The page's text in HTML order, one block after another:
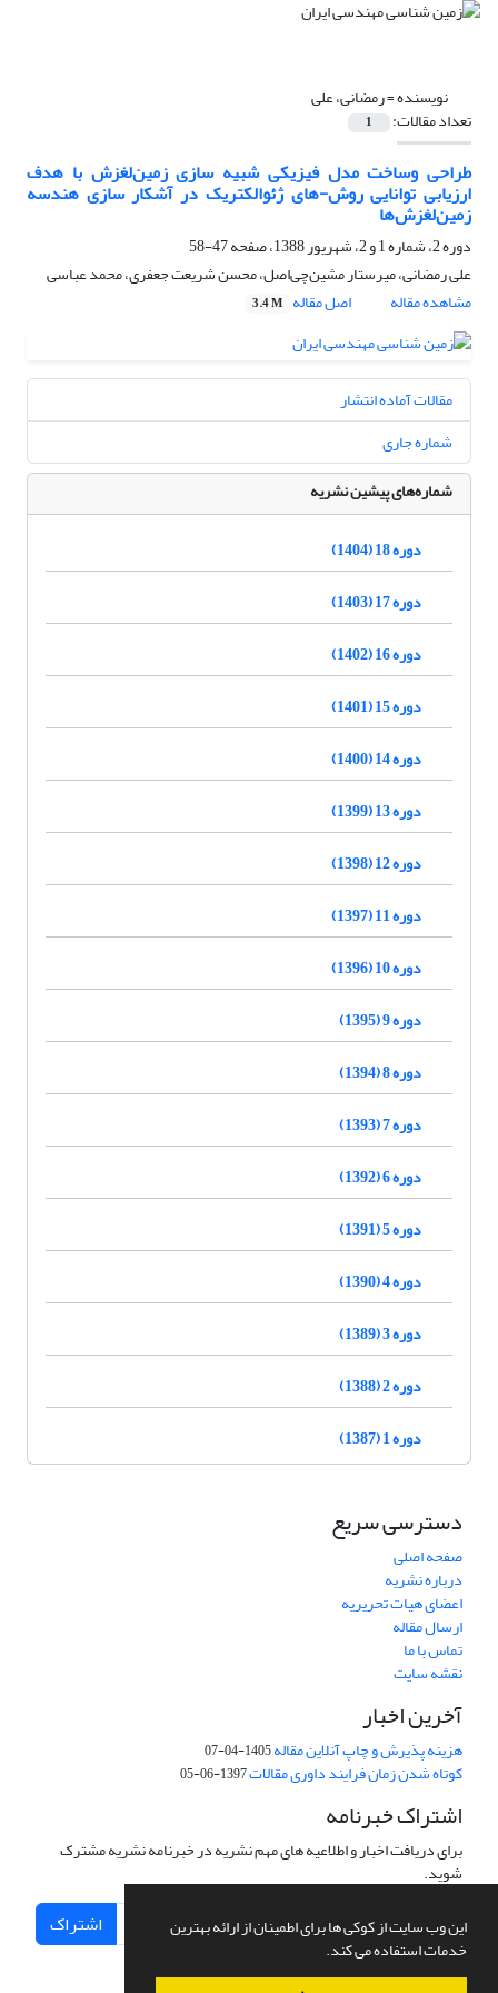
این وب سایت از کوکی ها برای اطمینان از ارائه بهترین
خدمات استفاده می کند.
نویسنده =رمضانی، علی
تعداد مقالات: 1
طراحی وساخت مدل فیزیکی شبیه سازی زمین‌لغزش با هدف
ارزیابی توانایی روش-های ژئوالکتریک در آشکار سازی هندسه
زمین‌لغزش‌ها
دوره 2، شماره 1 و 2، شهریور 1388، صفحه
47-58
علی رمضانی، میرستار مشین‌چی‌اصل، محسن شریعت جعفری، محمد عباسی
مشاهده مقاله
اصل مقاله 3.4 M
مقالات آماده انتشار
شماره جاری
شماره‌های پیشین نشریه
دوره 18 (1404)
دوره 17 (1403)
دوره 16 (1402)
دوره 15 (1401)
دوره 14 (1400)
دوره 13 (1399)
دوره 12 (1398)
دوره 11 (1397)
دوره 10 (1396)
دوره 9 (1395)
دوره 8 (1394)
دوره 7 (1393)
دوره 6 (1392)
دوره 5 (1391)
دوره 4 (1390)
دوره 3 (1389)
دوره 2 (1388)
دوره 1 (1387)
دسترسی سریع
صفحه اصلی
درباره نشریه
اعضای هیات تحریریه
ارسال مقاله
تماس با ما
نقشه سایت
آخرین اخبار
هزینه پذیرش و چاپ آنلاین مقاله1405-04-07
کوتاه شدن زمان فرایند داوری مقالات1397-06-05
اشتراک خبرنامه
برای دریافت اخبار و اطلاعیه های مهم نشریه در خبرنامه نشریه مشترک
شوید.
اشتراک